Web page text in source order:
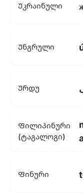
Უკრაინული
Უნგრული
Ურდუ
Ფილიპინური
(ტაგალოგი)
Ფინური